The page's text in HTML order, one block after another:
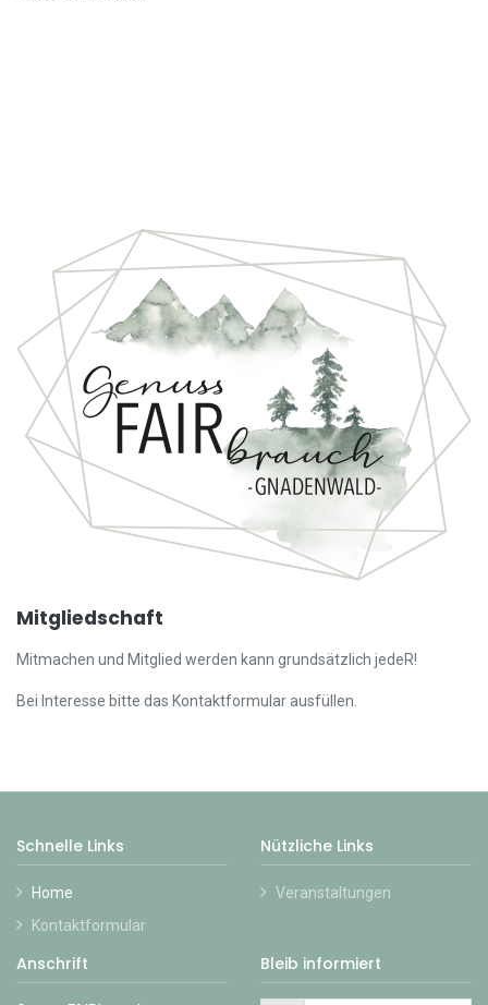
Mitgliedschaft
Mitmachen und Mitglied werden kann grundsätzlich jedeR!
Bei Interesse bitte das Kontaktformular ausfüllen.
Schnelle Links
Home
Kontaktformular
Nützliche Links
Veranstaltungen
Anschrift Bleib informiert